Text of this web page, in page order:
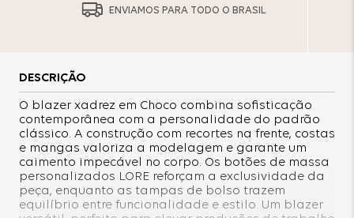
ENVIAMOS PARA TODO O BRASIL
DESCRIÇÃO
O blazer xadrez em Choco combina sofisticação
contemporânea com a personalidade do padrão
clássico. A construção com recortes na frente, costas
e mangas valoriza a modelagem e garante um
caimento impecável no corpo. Os botões de massa
personalizados LORE reforçam a exclusividade da
peça, enquanto as tampas de bolso trazem
equilíbrio entre funcionalidade e estilo. Um blazer